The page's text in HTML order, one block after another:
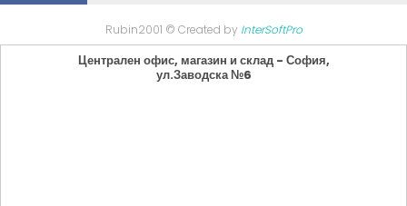
Rubin2001 © Created by InterSoftPro
Централен офис, магазин и склад - София,
ул.Заводска №6